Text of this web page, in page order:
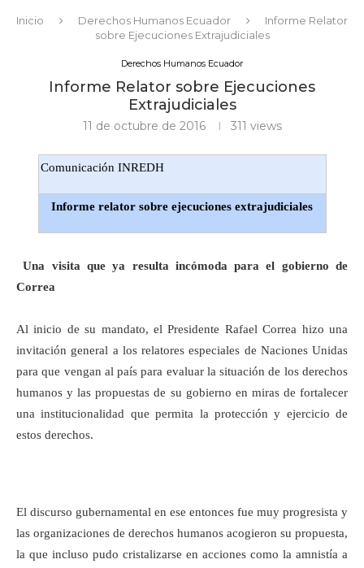
Inicio Derechos Humanos Ecuador
Informe Relator
sobre Ejecuciones Extrajudiciales
Derechos Humanos Ecuador
Informe Relator sobre Ejecuciones
Extrajudiciales
11 de octubre de 2016 311 views
Comunicación INREDH
Informe relator sobre ejecuciones extrajudiciales
Una visita que ya resulta incómoda para el gobierno de
Correa
Al inicio de su mandato, el Presidente Rafael Correa hizo una
invitación general a los relatores especiales de Naciones Unidas
para que vengan al país para evaluar la situación de los derechos
humanos y las propuestas de su gobierno en miras de fortalecer
una institucionalidad que permita la protección y ejercicio de
estos derechos.
El discurso gubernamental en ese entonces fue muy progresista y
las organizaciones de derechos humanos acogieron su propuesta,
la que incluso pudo cristalizarse en acciones como la amnistía a